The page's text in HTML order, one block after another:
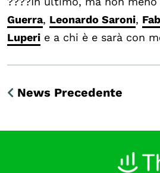
Guerra, Leonardo Saroni,
Luperi e a chi è e sarà con
News Precedente